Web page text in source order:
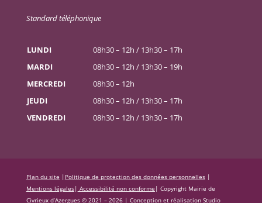
Standard téléphonique
LUNDI
08h30 – 12h / 13h30 – 17h
MARDI
08h30 – 12h / 13h30 – 19h
MERCREDI
08h30 – 12h
JEUDI
08h30 – 12h / 13h30 – 17h
VENDREDI
08h30 – 12h / 13h30 – 17h
Plan du site | Politique de protection des données personnelles|
Mentions légales| Accessibilité non conforme | Copyright Mairie de
Civrieux d’Azergues © 2021 – 2026 | Conception et réalisation Studio